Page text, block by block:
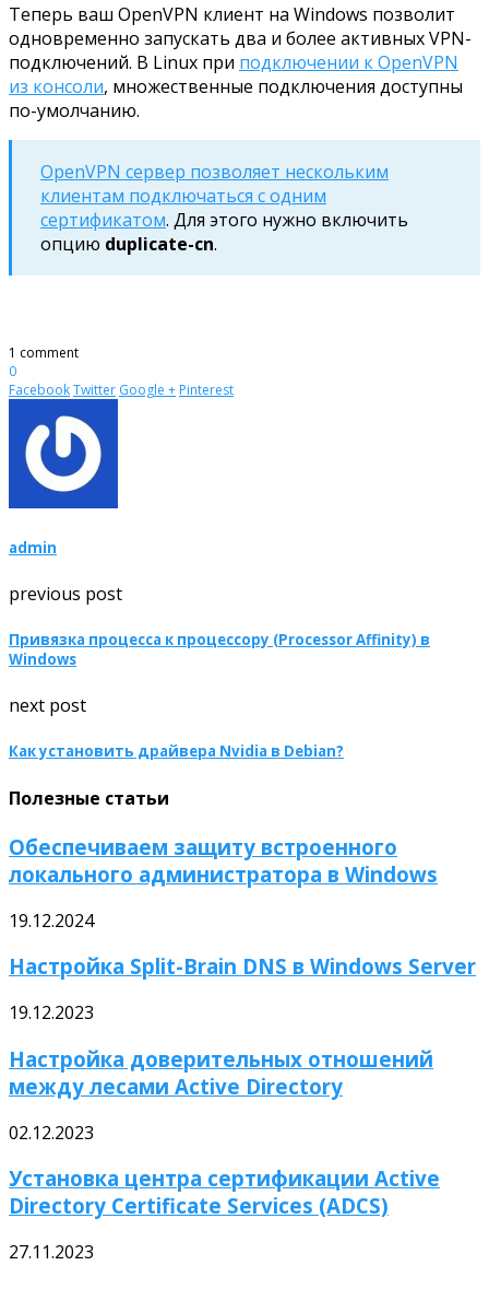
Теперь ваш OpenVPN клиент на Windows позволит
одновременно запускать два и более активных VPN-
подключений. В Linux при подключении к OpenVPN
из консоли, множественные подключения доступны
по-умолчанию.
OpenVPN сервер позволяет нескольким
клиентам подключаться с одним
сертификатом. Для этого нужно включить
опцию duplicate-cn.
1 comment
0
FacebookTwitter Google + Pinterest
admin
previous post
Привязка процесса к процессору (Processor Affinity) в
Windows
next post
Как установить драйвера Nvidia в Debian?
Полезные статьи
Обеспечиваем защиту встроенного
локального администратора в Windows
19.12.2024
Настройка Split-Brain DNS в Windows Server
19.12.2023
Настройка доверительных отношений
между лесами Active Directory
02.12.2023
Установка центра сертификации Active
Directory Certificate Services (ADCS)
27.11.2023